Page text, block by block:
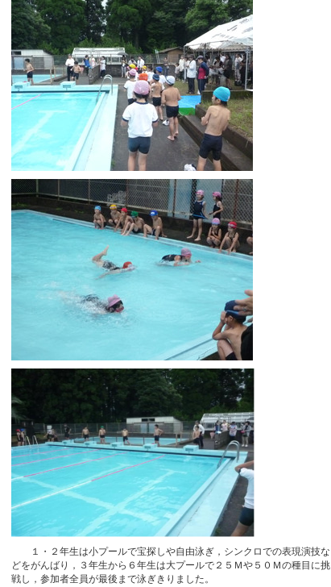
１・２年生は小プールで宝探しや自由泳ぎ，シンクロでの表現演技な
どをがんばり，３年生から６年生は大プールで２５Ｍや５０Ｍの種目に挑
戦し，参加者全員が最後まで泳ぎきりました。